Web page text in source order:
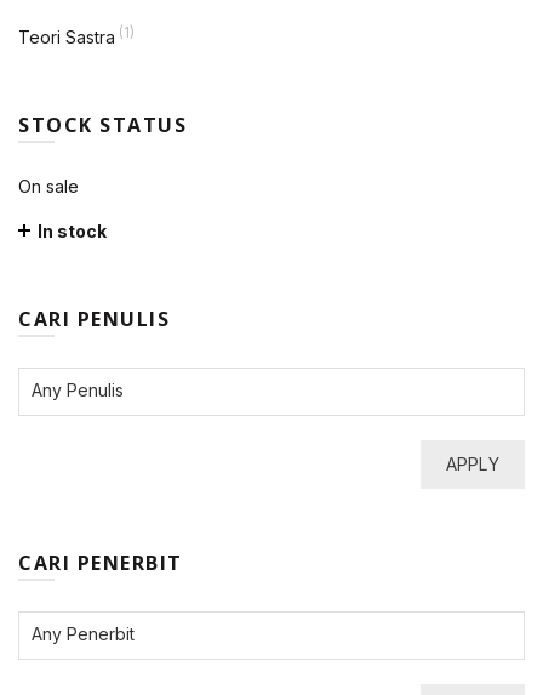
Teori Sastra (1)
STOCK STATUS
On sale
In stock
CARI PENULIS
APPLY
CARI PENERBIT